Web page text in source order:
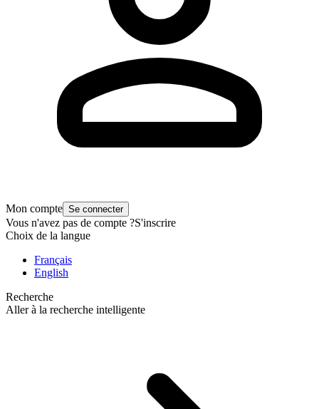
Mon compte Se connecter
Vous n'avez pas de compte ?S'inscrire
Choix de la langue
Français
English
Recherche
Aller à la recherche intelligente